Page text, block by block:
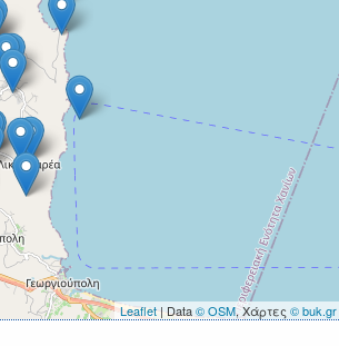
Leaflet| Data© OSM, Χάρτες © buk.gr